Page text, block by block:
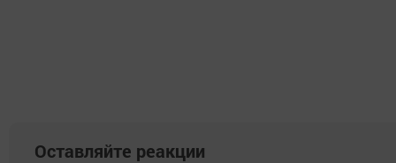
Оставляйте реакции